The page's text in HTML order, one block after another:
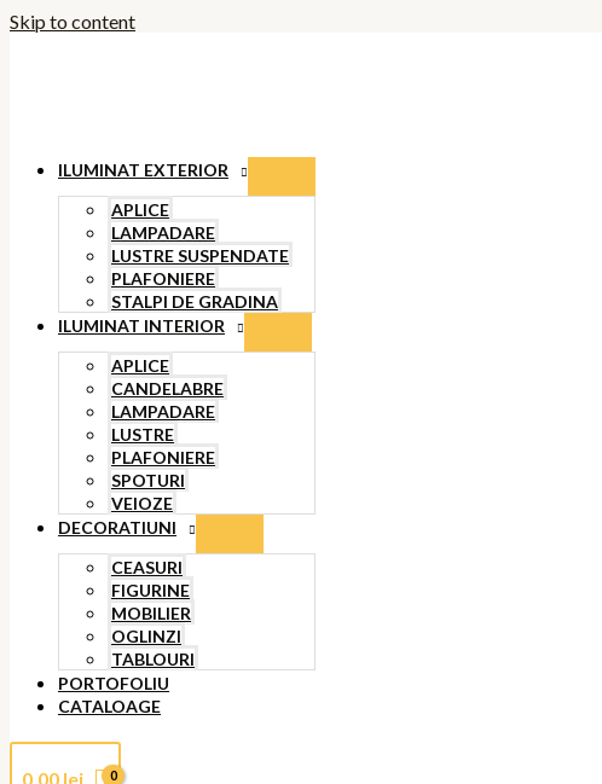
Skip to content
ILUMINAT EXTERIOR
APLICE
LAMPADARE
LUSTRE SUSPENDATE
PLAFONIERE
STALPI DE GRADINA
ILUMINAT INTERIOR
APLICE
CANDELABRE
LAMPADARE
LUSTRE
PLAFONIERE
SPOTURI
VEIOZE
DECORATIUNI
CEASURI
FIGURINE
MOBILIER
OGLINZI
TABLOURI
PORTOFOLIU
CATALOAGE
0,00 lei